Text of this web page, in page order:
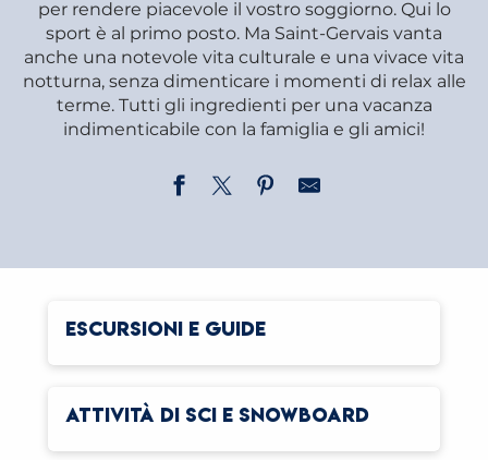
per rendere piacevole il vostro soggiorno. Qui lo
sport è al primo posto. Ma Saint-Gervais vanta
anche una notevole vita culturale e una vivace vita
notturna, senza dimenticare i momenti di relax alle
terme. Tutti gli ingredienti per una vacanza
indimenticabile con la famiglia e gli amici!
ESCURSIONI E GUIDE
ATTIVITÀ DI SCI E SNOWBOARD